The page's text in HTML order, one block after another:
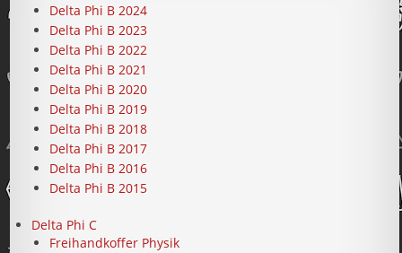
Delta Phi B 2024
Delta Phi B 2023
Delta Phi B 2022
Delta Phi B 2021
Delta Phi B 2020
Delta Phi B 2019
Delta Phi B 2018
Delta Phi B 2017
Delta Phi B 2016
Delta Phi B 2015
Delta Phi C
Freihandkoffer Physik